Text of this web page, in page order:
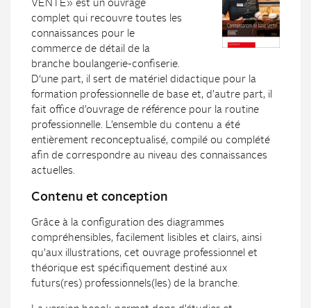
VENTE» est un ouvrage
complet qui recouvre toutes les
connaissances pour le
commerce de détail de la
branche boulangerie-confiserie.
D‘une part, il sert de matériel didactique pour la
formation professionnelle de base et, d’autre part, il
fait office d’ouvrage de référence pour la routine
professionnelle. L’ensemble du contenu a été
entièrement reconceptualisé, compilé ou complété
afin de correspondre au niveau des connaissances
actuelles.
Contenu et conception
Grâce à la configuration des diagrammes
compréhensibles, facilement lisibles et clairs, ainsi
qu’aux illustrations, cet ouvrage professionnel et
théorique est spécifiquement destiné aux
futurs(res) professionnels(les) de la branche.